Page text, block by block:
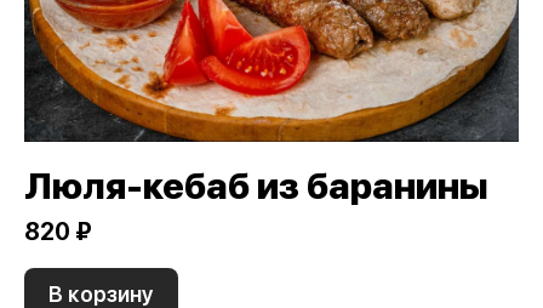
Люля-кебаб из баранины
820 ₽
В корзину